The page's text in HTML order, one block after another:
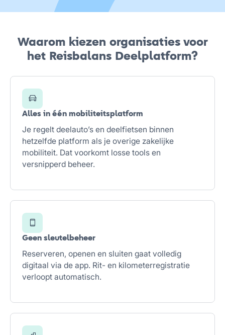
Waarom kiezen organisaties voor
het Reisbalans Deelplatform?
Alles in één mobiliteitsplatform
Je regelt deelauto’s en deelfietsen binnen
hetzelfde platform als je overige zakelijke
mobiliteit. Dat voorkomt losse tools en
versnipperd beheer.
Geen sleutelbeheer
Reserveren, openen en sluiten gaat volledig
digitaal via de app. Rit- en kilometerregistratie
verloopt automatisch.